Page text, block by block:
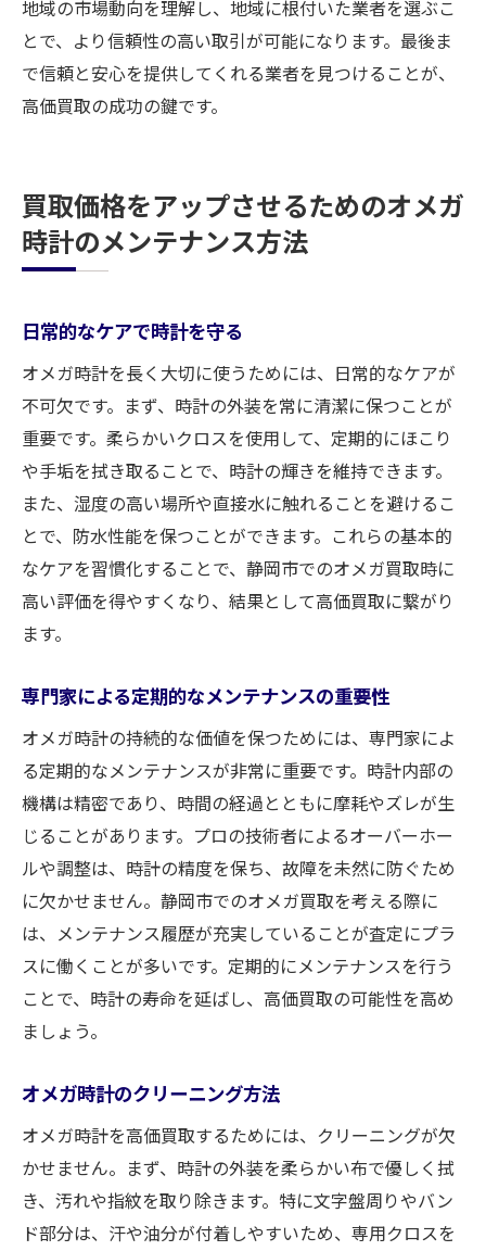
地域の市場動向を理解し、地域に根付いた業者を選ぶこ
とで、より信頼性の高い取引が可能になります。最後ま
で信頼と安心を提供してくれる業者を見つけることが、
高価買取の成功の鍵です。
買取価格をアップさせるためのオメガ
時計のメンテナンス方法
日常的なケアで時計を守る
オメガ時計を長く大切に使うためには、日常的なケアが
不可欠です。まず、時計の外装を常に清潔に保つことが
重要です。柔らかいクロスを使用して、定期的にほこり
や手垢を拭き取ることで、時計の輝きを維持できます。
また、湿度の高い場所や直接水に触れることを避けるこ
とで、防水性能を保つことができます。これらの基本的
なケアを習慣化することで、静岡市でのオメガ買取時に
高い評価を得やすくなり、結果として高価買取に繋がり
ます。
専門家による定期的なメンテナンスの重要性
オメガ時計の持続的な価値を保つためには、専門家によ
る定期的なメンテナンスが非常に重要です。時計内部の
機構は精密であり、時間の経過とともに摩耗やズレが生
じることがあります。プロの技術者によるオーバーホー
ルや調整は、時計の精度を保ち、故障を未然に防ぐため
に欠かせません。静岡市でのオメガ買取を考える際に
は、メンテナンス履歴が充実していることが査定にプラ
スに働くことが多いです。定期的にメンテナンスを行う
ことで、時計の寿命を延ばし、高価買取の可能性を高め
ましょう。
オメガ時計のクリーニング方法
オメガ時計を高価買取するためには、クリーニングが欠
かせません。まず、時計の外装を柔らかい布で優しく拭
き、汚れや指紋を取り除きます。特に文字盤周りやバン
ド部分は、汗や油分が付着しやすいため、専用クロスを